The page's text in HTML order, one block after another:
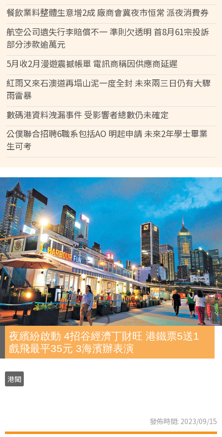
餐飲業料整體生意增2成 廠商會冀夜市恒常 派夜消費券
航空公司遺失行李賠償不一 準則欠透明 首8月61宗投訴
部分涉款逾萬元
5月收2月漫遊震撼帳單 電訊商稱因供應商延遲
紅雨又來石澳道再塌山泥一度全封 未來兩三日仍有大驟
雨雷暴
數碼港資料洩漏事件 受影響者總數仍未確定
公僕聯合招聘6職系包括AO 明起申請 未來2年學士畢業
生可考
夜繽紛啟動 4招谷經濟丁財旺 港鐵票5送1
戲飛最平35元 3海濱辦表演
港聞
發佈時間: 2023/09/15